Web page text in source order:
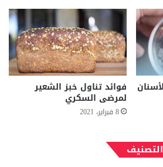
فوائد تناول خبز الشعير
لمرضى السكري
8 فبراير، 2021